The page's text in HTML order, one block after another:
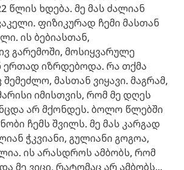
წლის ხდება. მე მას ძალიან
ფიზიკურად ჩემი მასთან
ის ბებიასთან,
გარემოში, მოსიყვარულე
ერთად იზრდებოდა. რა თქმა
მასთან ვიყავი. მაგრამ,
იმისთვის, რომ მე დღეს
არ მქონდეს. ბოლო წლებში
ჩემს შვილს. მე მას კარგად
ჭკვიანი, გულიანი გოგოა,
ის არასდროს ამბობს, რომ
მე ვიცი, რატომაც არ ამბობს...